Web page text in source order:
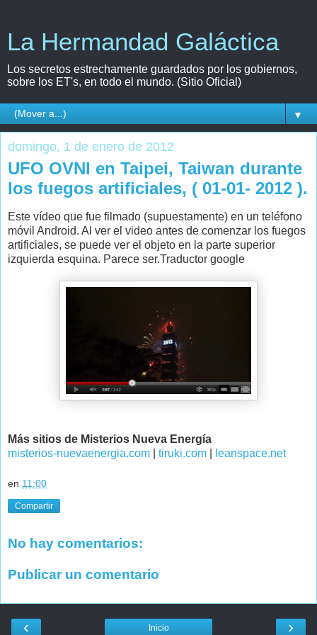
La Hermandad Galáctica
Los secretos estrechamente guardados por los gobiernos,
sobre los ET's, en todo el mundo. (Sitio Oficial)
▼
domingo, 1 de enero de 2012
UFO OVNI en Taipei, Taiwan durante
los fuegos artificiales, ( 01-01- 2012 ).
Este vídeo que fue filmado (supuestamente) en un teléfono
móvil Android. Al ver el video antes de comenzar los fuegos
artificiales, se puede ver el objeto en la parte superior
izquierda esquina. Parece ser.Traductor google
Más sitios de Misterios Nueva Energía
misterios-nuevaenergia.com
tiruki.com leanspace.net
en 11:00
Compartir
No hay comentarios:
Publicar un comentario
‹ ›
Inicio